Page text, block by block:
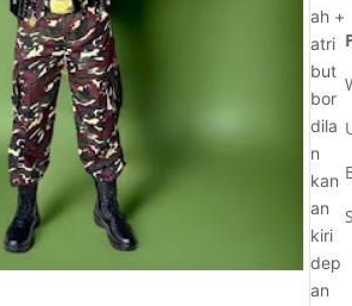
ah +
atri
but
bor
dila
n
kan
an
kiri
dep
an